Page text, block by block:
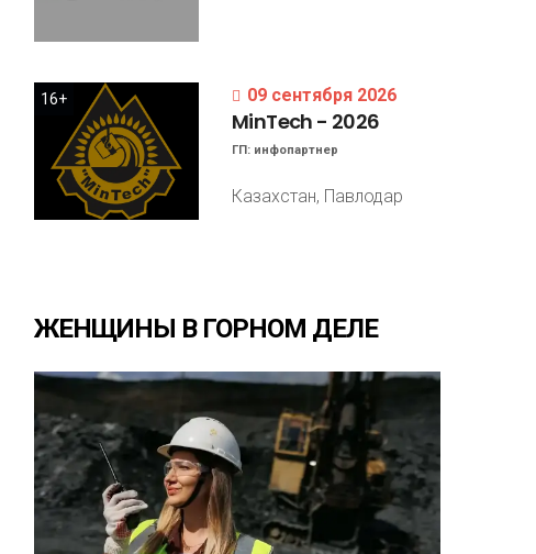
16+ 09 сентября 2026
MinTech - 2026
ГП: инфопартнер
Казахстан, Павлодар
ЖЕНЩИНЫ В ГОРНОМ ДЕЛЕ